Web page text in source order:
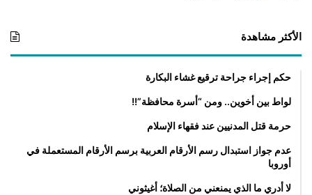
اًالأكثر مشاهدة
حكم إجراء جراحة ترقيع غشاء البكارة
لواط بين أخوين.. ومن “أسرة محافظة”!!
حرمة قتل المدنيين عند فقهاء الإسلام
عدم جواز استبدال رسم الأرقام العربية برسم الأرقام المستعملة في
أوروبا
لا أدري ما الذي يمنعني من الصلاة؛ أغيثوني